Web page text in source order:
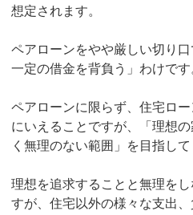
想定されます。
ペアローンをやや厳しい切り
一定の借金を背負う」わけです
ペアローンに限らず、住宅ロ
にいえることですが、「理想
く無理のない範囲」を目指して
理想を追求することと無理を
すが、住宅以外の様々な支出